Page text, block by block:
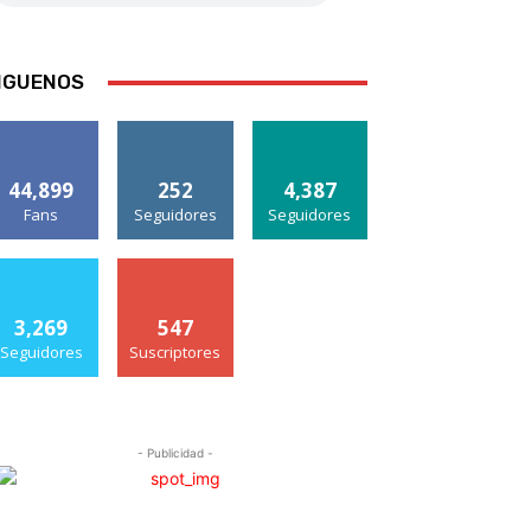
44,899
Fans
252
Seguidores
4,387
Seguidores
3,269
Seguidores
547
Suscriptores
- Publicidad -